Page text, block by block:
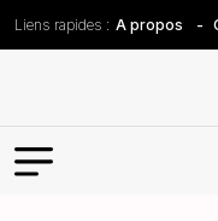
Liens rapides : A propos